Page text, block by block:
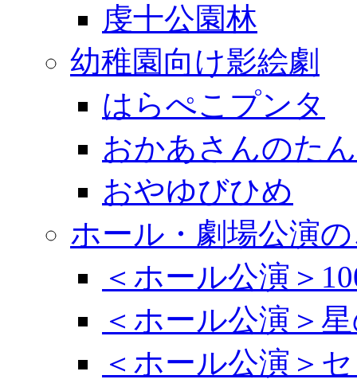
虔十公園林
幼稚園向け影絵劇
はらぺこプンタ
おかあさんのた
おやゆびひめ
ホール・劇場公演
＜ホール公演＞
＜ホール公演＞
＜ホール公演＞